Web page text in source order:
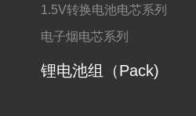
1.5V转换电池电芯系列
电子烟电芯系列
锂电池组（Pack)